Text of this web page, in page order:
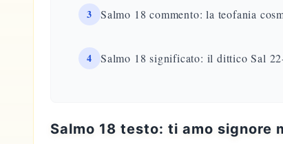
3 Salmo 18 commento: la teofania
4 Salmo 18 significato: il dittico Sal
Salmo 18 testo: ti amo signore